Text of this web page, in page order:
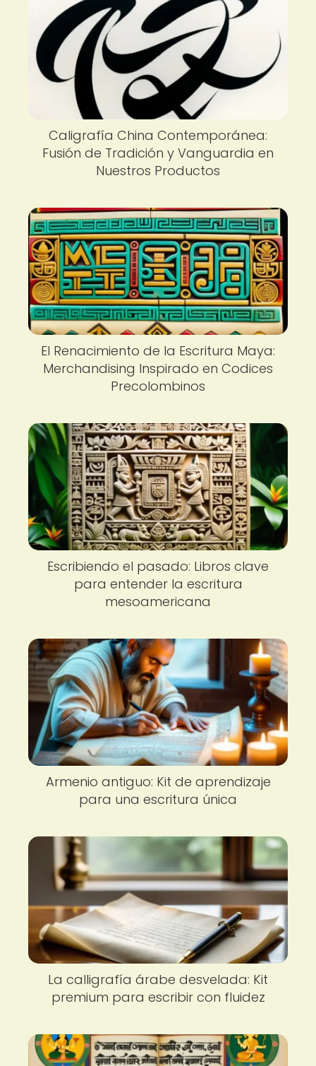
Caligrafía China Contemporánea:
Fusión de Tradición y Vanguardia en
Nuestros Productos
El Renacimiento de la Escritura Maya:
Merchandising Inspirado en Codices
Precolombinos
Escribiendo el pasado: Libros clave
para entender la escritura
mesoamericana
Armenio antiguo: Kit de aprendizaje
para una escritura única
La calligrafía árabe desvelada: Kit
premium para escribir con fluidez